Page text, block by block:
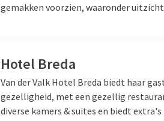
gemakken voorzien, waaronder
Hotel Breda
Van der Valk Hotel Breda biedt haar
gezelligheid, met een gezellig
diverse kamers & suites en biedt